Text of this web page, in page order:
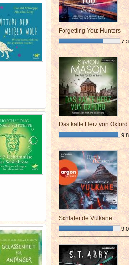
Forgetting You: Hunters
7,3
¯¯¯¯¯¯¯¯¯¯¯¯¯¯¯¯¯¯¯¯¯¯¯¯
Das kalte Herz von Oxford
9,8
¯¯¯¯¯¯¯¯¯¯¯¯¯¯¯¯¯¯¯¯¯¯¯¯
Schlafende Vulkane
9,0
¯¯¯¯¯¯¯¯¯¯¯¯¯¯¯¯¯¯¯¯¯¯¯¯